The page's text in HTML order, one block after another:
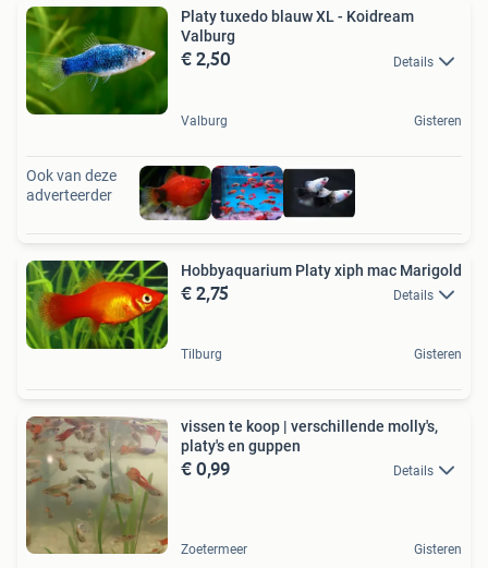
Platy tuxedo blauw XL - Koidream
Valburg
€ 2,50 Details
Valburg Gisteren
Ook van deze
adverteerder
Hobbyaquarium Platy xiph mac Marigold
€ 2,75 Details
Tilburg Gisteren
vissen te koop | verschillende molly's,
platy's en guppen
€ 0,99 Details
Zoetermeer Gisteren